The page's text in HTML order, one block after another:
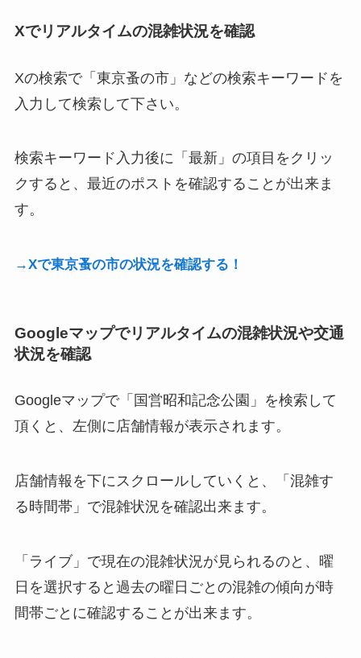
Xでリアルタイムの混雑状況を確認
Xの検索で「東京蚤の市」などの検索キーワードを
入力して検索して下さい。
検索キーワード入力後に「最新」の項目をクリッ
クすると、最近のポストを確認することが出来ま
す。
→Xで東京蚤の市の状況を確認する！
Googleマップでリアルタイムの混雑状況や交通
状況を確認
Googleマップで「国営昭和記念公園」を検索して
頂くと、左側に店舗情報が表示されます。
店舗情報を下にスクロールしていくと、「混雑す
る時間帯」で混雑状況を確認出来ます。
「ライブ」で現在の混雑状況が見られるのと、曜
日を選択すると過去の曜日ごとの混雑の傾向が時
間帯ごとに確認することが出来ます。